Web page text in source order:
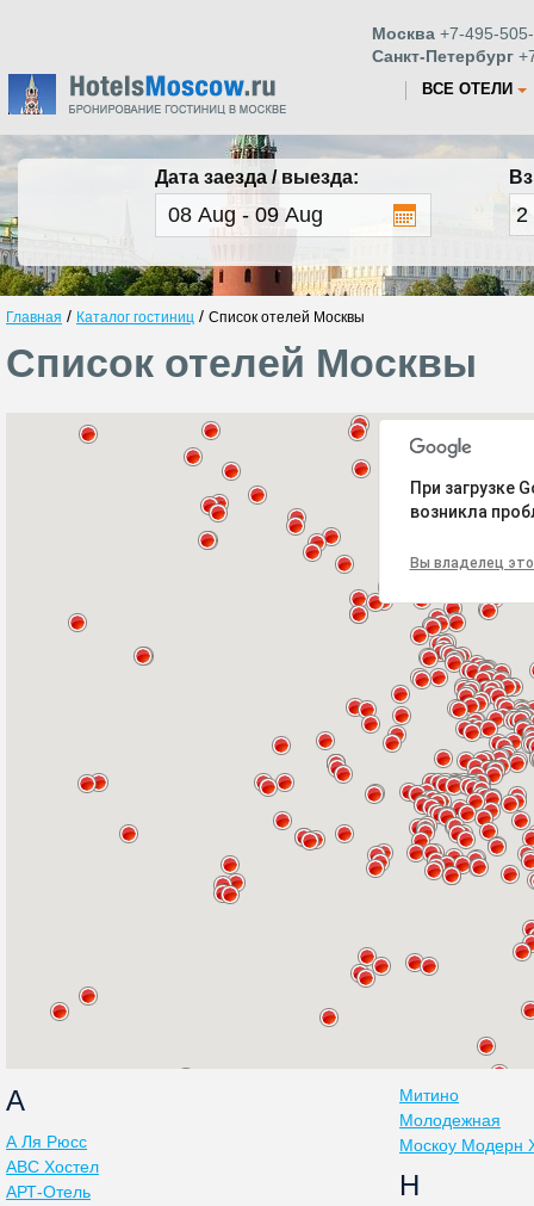
Москва +7-495-
Санкт-Петербург
ВСЕ ОТЕЛИ
Дата заезда / выезда:
Главная / Каталог гостиниц / Список отелей Москвы
Список отелей Москвы
При загрузке
возникла
Вы владелец
А
А Ля Рюсс
АВС Хостел
АРТ-Отель
Митино
Молодежная
Москоу Модерн
Н